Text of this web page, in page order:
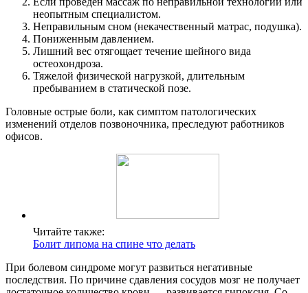
неопытным специалистом.
Неправильным сном (некачественный матрас, подушка).
Пониженным давлением.
Лишний вес отягощает течение шейного вида
остеохондроза.
Тяжелой физической нагрузкой, длительным
пребыванием в статической позе.
Головные острые боли, как симптом патологических
изменений отделов позвоночника, преследуют работников
офисов.
Читайте также:
Болит липома на спине что делать
При болевом синдроме могут развиться негативные
последствия. По причине сдавления сосудов мозг не получает